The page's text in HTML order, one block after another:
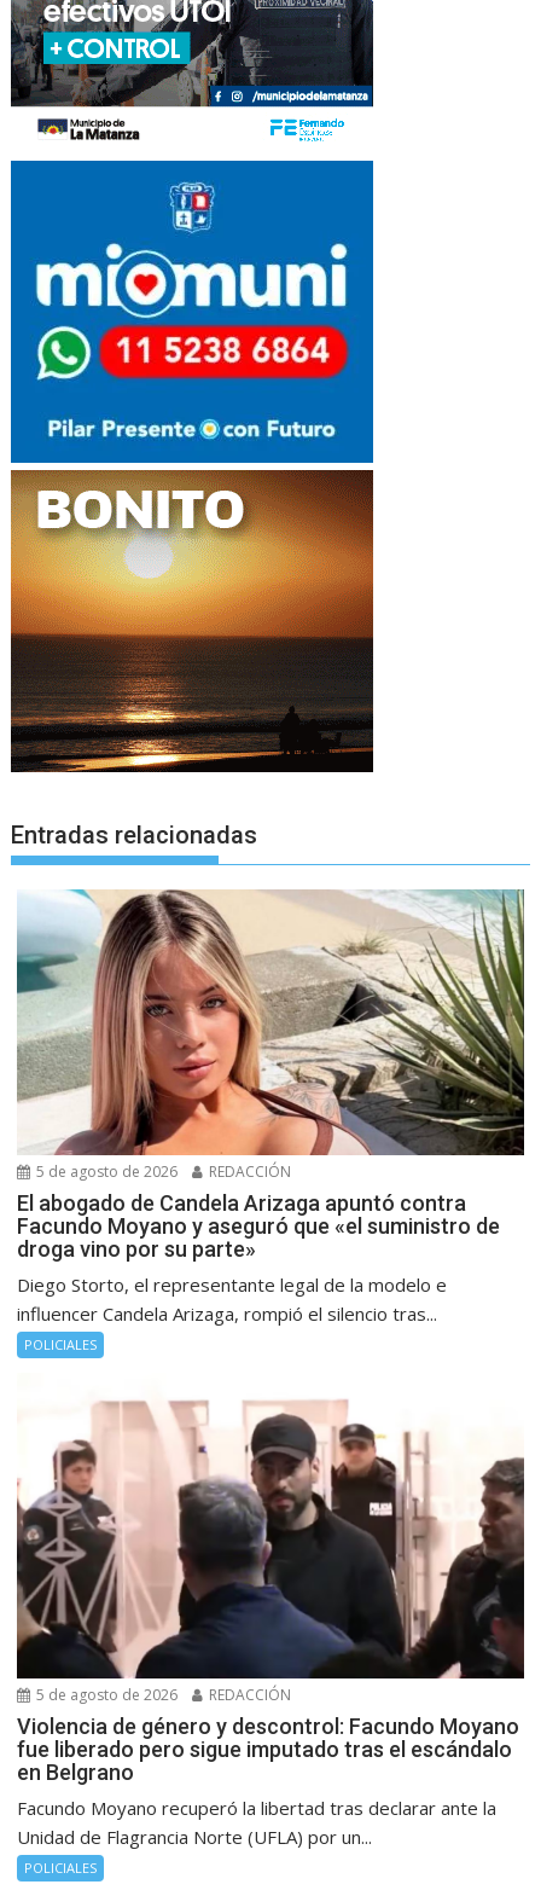
Entradas relacionadas
5 de agosto de 2026 REDACCIÓN
El abogado de Candela Arizaga apuntó contra
Facundo Moyano y aseguró que «el suministro de
droga vino por su parte»
Diego Storto, el representante legal de la modelo e
influencer Candela Arizaga, rompió el silencio tras...
POLICIALES
5 de agosto de 2026 REDACCIÓN
Violencia de género y descontrol: Facundo Moyano
fue liberado pero sigue imputado tras el escándalo
en Belgrano
Facundo Moyano recuperó la libertad tras declarar ante la
Unidad de Flagrancia Norte (UFLA) por un...
POLICIALES